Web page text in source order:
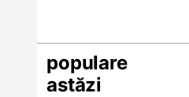
populare
astăzi